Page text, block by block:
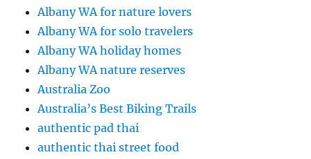
Albany WA for nature lovers
Albany WA for solo travelers
Albany WA holiday homes
Albany WA nature reserves
Australia Zoo
Australia’s Best Biking Trails
authentic pad thai
authentic thai street food